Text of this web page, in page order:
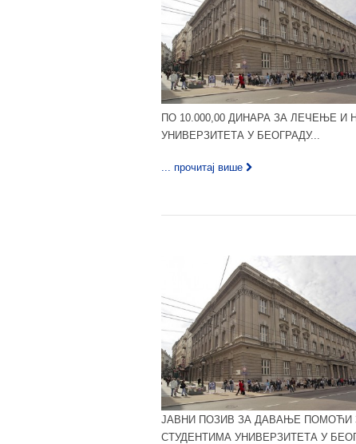
ПО 10.000,00 ДИНАРА ЗА ЛЕЧЕЊЕ
УНИВЕРЗИТЕТА У БЕОГРАДУ...
... прочитај више
ЈАВНИ ПОЗИВ ЗА ДАВАЊЕ ПОМОЋИ
СТУДЕНТИМА УНИВЕРЗИТЕТА У